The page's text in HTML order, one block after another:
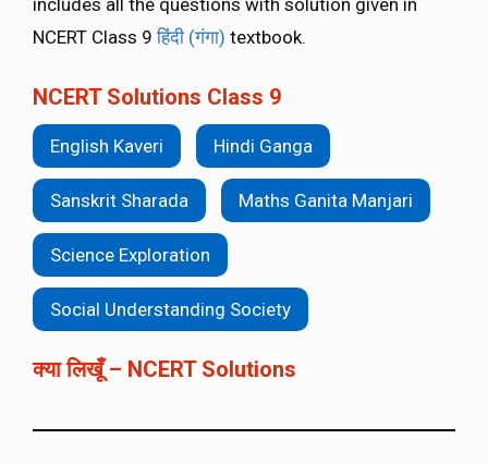
NCERT Class 9हिंदी (गंगा) textbook.
NCERT Solutions Class 9
English Kaveri Hindi Ganga
Sanskrit Sharada Maths Ganita Manjari
Science Exploration
Social Understanding Society
क्या लिखूँ – NCERT Solutions